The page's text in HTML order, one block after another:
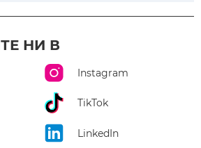
НИ В
Instagram
TikTok
LinkedIn